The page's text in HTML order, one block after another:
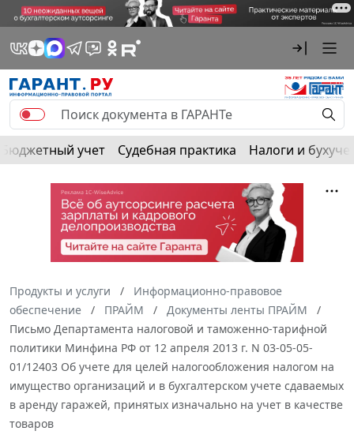
Бюджетный учет Судебная практика Налоги и
Продукты и услуги
Информационно-правовое
обеспечение
ПРАЙМ
Документы ленты ПРАЙМ
Письмо Департамента налоговой и таможенно-тарифной
политики Минфина РФ от 12 апреля 2013 г. N 03-05-05-
01/12403 Об учете для целей налогообложения налогом на
имущество организаций и в бухгалтерском учете сдаваемых
в аренду гаражей, принятых изначально на учет в качестве
товаров